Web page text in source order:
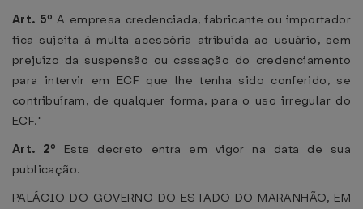
Art. 5º A empresa credenciada, fabricante ou importador
fica sujeita à multa acessória atribuída ao usuário, sem
prejuízo da suspensão ou cassação do credenciamento
para intervir em ECF que lhe tenha sido conferido, se
contribuíram, de qualquer forma, para o uso irregular do
ECF."
Art. 2º Este decreto entra em vigor na data de sua
publicação.
PALÁCIO DO GOVERNO DO ESTADO DO MARANHÃO, EM